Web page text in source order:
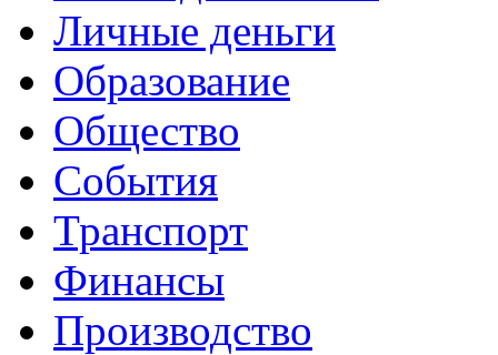
Личные деньги
Образование
Общество
События
Транспорт
Финансы
Производство